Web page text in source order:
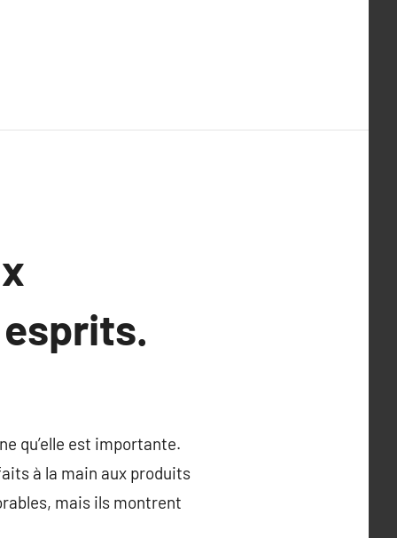
qu’elle est importante.
à la main aux produits
mais ils montrent